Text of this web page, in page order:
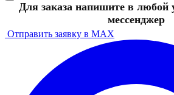
Для заказа напишите в любой
мессенджер
Отправить заявку в MAX